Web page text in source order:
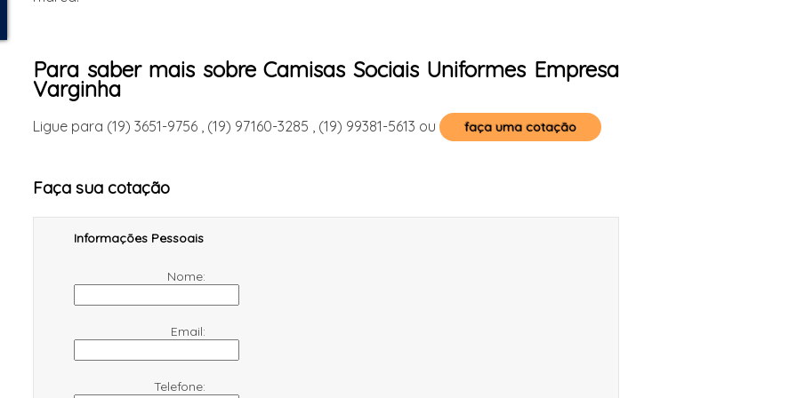
Para saber mais sobre Camisas Sociais Uniformes Empresa
Varginha
Ligue para (19) 3651-9756 , (19) 97160-3285 , (19) 99381-5613 ou faça uma cotação
Faça sua cotação
Informações Pessoais
Nome:
Email:
Telefone: